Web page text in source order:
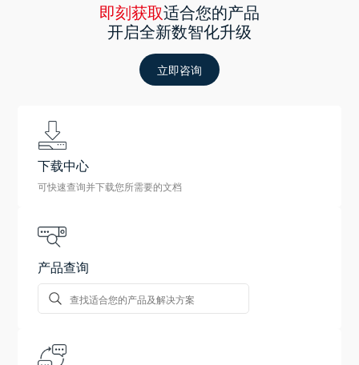
即刻获取适合您的产品
开启全新数智化升级
立即咨询
下载中心
可快速查询并下载您所需要的文档
产品查询